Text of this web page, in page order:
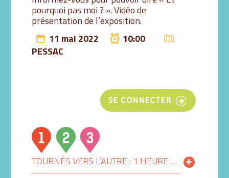
pourquoi pas moi ? ». Vidéo de
présentation de l’exposition.
11 mai 2022
10:00
PESSAC
SE CONNECTER
TOURNÉS VERS L’AUTRE : 1 HEURE POUR DÉCOUVRIR LES MÉTIERS AUTREMENT